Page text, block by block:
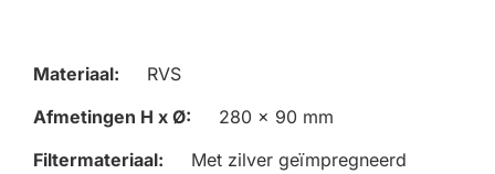
Materiaal: RVS
Afmetingen H x Ø: 280 x 90 mm
Filtermateriaal: Met zilver geïmpregneerd